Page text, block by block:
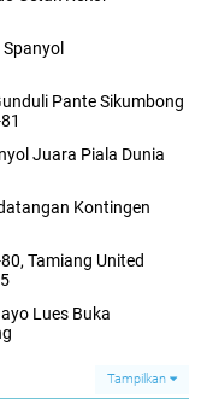
Pante Sikumbong
Juara Piala Dunia
Kontingen
Tamiang United
Lues Buka
Tampilkan